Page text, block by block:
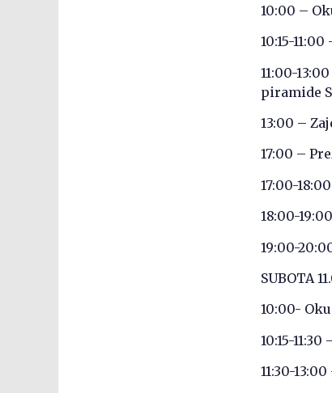
10:00 –
10:15-
11:00-
piramide
13:00 –
17:00 –
17:00-
18:00-
19:00-
SUBOTA
10:00-
10:15-
11:30-